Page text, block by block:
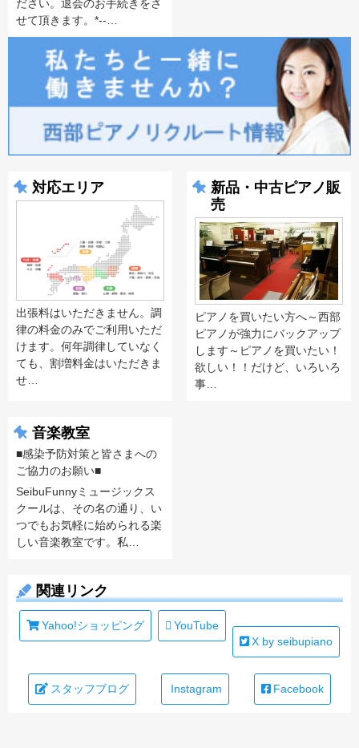
ださい。退会のお手続きをさ
せて頂きます。*--…
対応エリア
出張料はいただきません。調
律の料金のみでご利用いただ
けます。何年調律していなく
ても、割増料金はいただきま
せ…
新品・中古ピアノ販
売
ピアノを買いたい方へ～西部
ピアノが強力にバックアップ
します～ピアノを買いたい！
欲しい！！だけど、いろいろ
事…
音楽教室
■感染予防対策と皆さまへの
ご協力のお願い■
SeibuFunnyミュージックス
クールは、その名の通り、い
つでもお気軽に始められる楽
しい音楽教室です。私…
関連リンク
Yahoo!ショッピング
YouTube
X by seibupiano
スタッフブログ Instagram Facebook